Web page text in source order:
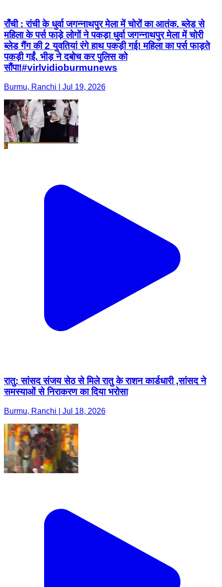
राँची : रांची के धुर्वा जगन्नाथपुर मेला में चोरों का आतंक. ब्लेड से
महिला के पर्स फाड़े लोगों ने पकड़ा धुर्वा जगन्नाथपुर मेला में चोरी
ब्लेड गैंग की 2 युवतियां रंगे हाथ पकड़ी गई! महिला का पर्स फाड़ते
पकड़ी गईं. भीड़ ने दबोच कर पुलिस को
सौंपा!#virlvidioburmunews
Burmu, Ranchi | Jul 19, 2026
रातु: सांसद संजय सेठ से मिले रातु के राशन कार्डधारी ,सांसद ने
समस्याओं से निराकरण का दिया भरोसा
Burmu, Ranchi | Jul 18, 2026